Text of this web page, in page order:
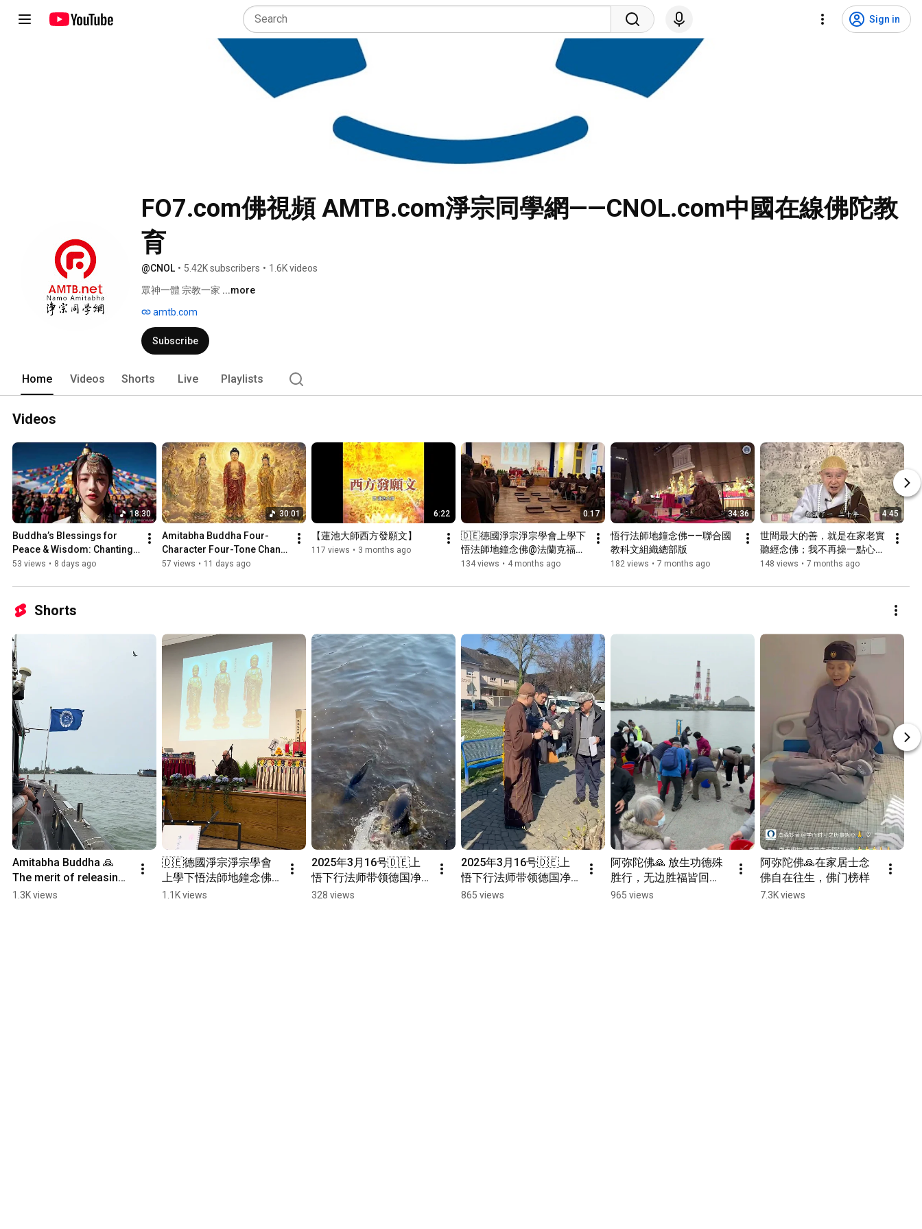
Sign in
FO7.com佛視頻 AMTB.com淨宗同學網——CNOL.com中國在線佛陀教
育
@CNOL • 5.42K subscribers • 1.6K videos
眾神一體 宗教一家 ...more
amtb.com
Subscribe
Home Videos Shorts Live Playlists
Videos
18:30
Buddha’s Blessings for
Peace & Wisdom: Chanting
Buddha's Name to Attain
53 views • 8 days ago
30:01
Amitabha Buddha Four-
Character Four-Tone Chant |
Holy Name Recitation |
...
57 views • 11 days ago
6:22
【蓮池大師西方發願文】
117 views • 3 months ago
0:17
🇩🇪德國淨宗淨宗學會上學下
悟法師地鐘念佛@法蘭克福美
因河畔 2026-03-11
134 views • 4 months ago
34:36
悟行法師地鐘念佛——聯合國
教科文組織總部版
182 views • 7 months ago
4:45
世間最大的善，就是在家老實
聽經念佛；我不再操一點心，
一心求生淨土
148 views • 7 months ago
Shorts
Amitabha Buddha 🙏
The merit of releasing
captive animals is
1.3K views
🇩🇪德國淨宗淨宗學會
上學下悟法師地鐘念佛
@法蘭克福美因河畔
1.1K views
2025年3月16号🇩🇪上
悟下行法师带领德国净
宗学会师兄们放生活动
328 views
2025年3月16号🇩🇪上
悟下行法师带领德国净
宗学会师兄们放生活动
865 views
阿弥陀佛🙏 放生功德殊
胜行，无边胜福皆回
向。普愿沈溺诸众生，
965 views
阿弥陀佛🙏在家居士念
佛自在往生，佛门榜样
7.3K views